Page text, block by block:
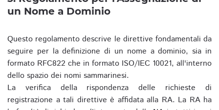
un Nome a Dominio
Questo regolamento descrive le direttive fondamentali da
seguire per la definizione di un nome a dominio, sia in
formato RFC822 che in formato ISO/IEC 10021, all'interno
dello spazio dei nomi sammarinesi.
La verifica della rispondenza delle richieste di
registrazione a tali direttive è affidata alla RA. La RA ha